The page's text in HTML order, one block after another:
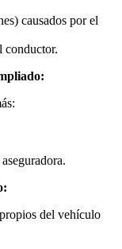
causados por el
conductor.
del vehículo